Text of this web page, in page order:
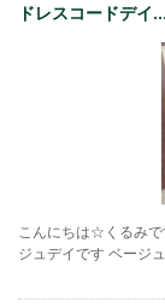
ドレスコードデイ...
こんにちは☆くるみで
ジュデイです ベージ